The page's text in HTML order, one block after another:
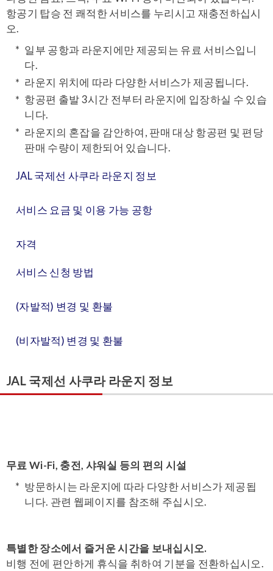
항공기 탑승 전 쾌적한 서비스를 누리시고 재충전하십시
오.
일부 공항과 라운지에만 제공되는 유료 서비스입니
다.
라운지 위치에 따라 다양한 서비스가 제공됩니다.
항공편 출발 3시간 전부터 라운지에 입장하실 수 있습
니다.
라운지의 혼잡을 감안하여, 판매 대상 항공편 및 편당
판매 수량이 제한되어 있습니다.
JAL 국제선 사쿠라 라운지 정보
서비스 요금 및 이용 가능 공항
자격
서비스 신청 방법
(자발적) 변경 및 환불
(비자발적) 변경 및 환불
JAL 국제선 사쿠라 라운지 정보
무료 Wi-Fi, 충전, 샤워실 등의 편의 시설
방문하시는 라운지에 따라 다양한 서비스가 제공됩
니다. 관련 웹페이지를 참조해 주십시오.
특별한 장소에서 즐거운 시간을 보내십시오.
비행 전에 편안하게 휴식을 취하여 기분을 전환하십시오.